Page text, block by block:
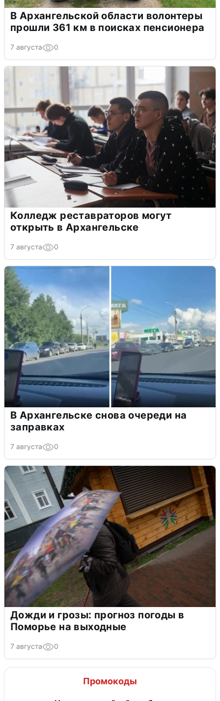
В Архангельской области волонтеры
прошли 361 км в поисках пенсионера
7 августа 0
Колледж реставраторов могут
открыть в Архангельске
7 августа 0
В Архангельске снова очереди на
заправках
7 августа 0
Дожди и грозы: прогноз погоды в
Поморье на выходные
7 августа 0
Промокоды